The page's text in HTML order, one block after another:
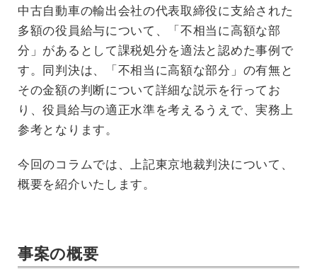
中古自動車の輸出会社の代表取締役に支給された
多額の役員給与について、「不相当に高額な部
分」があるとして課税処分を適法と認めた事例で
す。同判決は、「不相当に高額な部分」の有無と
その金額の判断について詳細な説示を行ってお
り、役員給与の適正水準を考えるうえで、実務上
参考となります。
今回のコラムでは、上記東京地裁判決について、
概要を紹介いたします。
事案の概要